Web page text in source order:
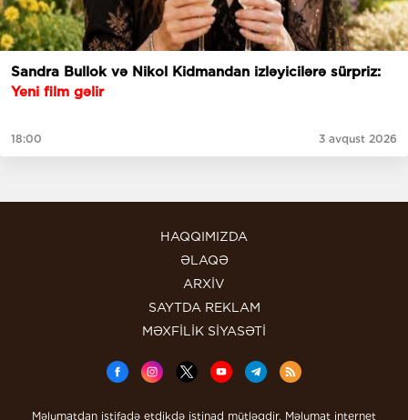
Sandra Bullok və Nikol Kidmandan izləyicilərə sürpriz:
Yeni film gəlir
18:00 3 avqust 2026
HAQQIMIZDA
ƏLAQƏ
ARXİV
SAYTDA REKLAM
MƏXFİLİK SİYASƏTİ
Məlumatdan istifadə etdikdə istinad mütləqdir. Məlumat internet